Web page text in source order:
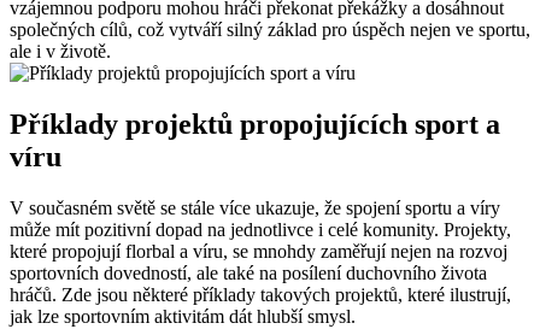
vzájemnou podporu mohou hráči překonat překážky a dosáhnout
společných cílů, což vytváří silný základ pro úspěch nejen ve sportu,
ale i v životě.
Příklady projektů propojujících sport a
víru
V současném světě se stále více ukazuje, že spojení sportu a víry
může mít pozitivní dopad na jednotlivce i celé komunity. Projekty,
které propojují florbal a víru, se mnohdy zaměřují nejen na rozvoj
sportovních dovedností, ale také na posílení duchovního života
hráčů. Zde jsou některé příklady takových projektů, které ilustrují,
jak lze sportovním aktivitám dát hlubší smysl.